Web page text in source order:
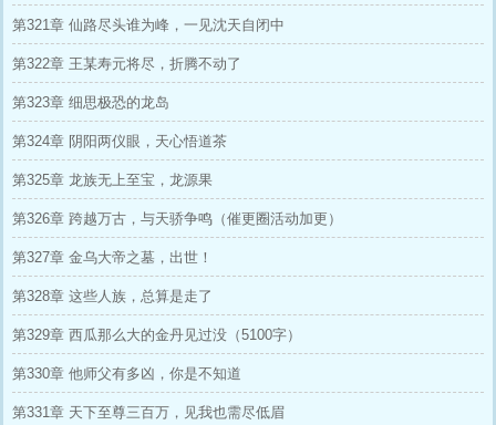
第321章 仙路尽头谁为峰，一见沈天自闭中
第322章 王某寿元将尽，折腾不动了
第323章 细思极恐的龙岛
第324章 阴阳两仪眼，天心悟道茶
第325章 龙族无上至宝，龙源果
第326章 跨越万古，与天骄争鸣（催更圈活动加更）
第327章 金乌大帝之墓，出世！
第328章 这些人族，总算是走了
第329章 西瓜那么大的金丹见过没（5100字）
第330章 他师父有多凶，你是不知道
第331章 天下至尊三百万，见我也需尽低眉